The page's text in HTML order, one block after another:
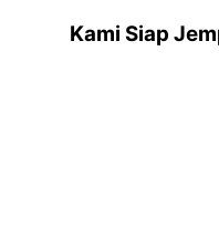
Kami Siap